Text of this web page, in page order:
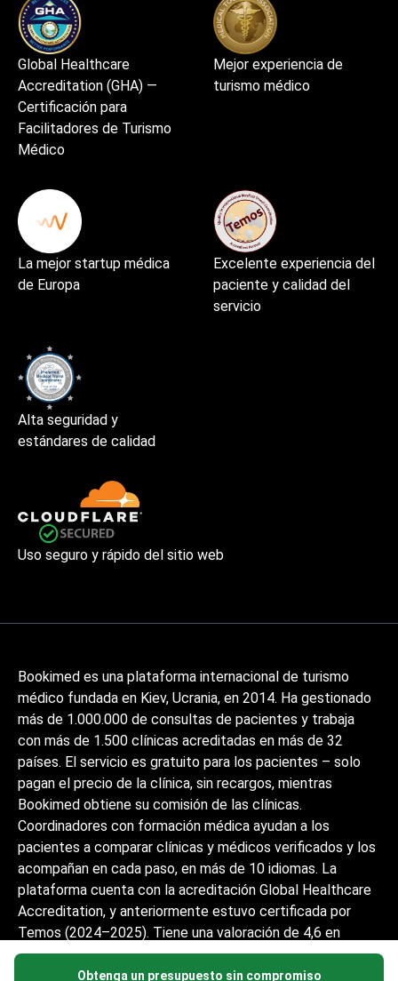
Obtenga un presupuesto sin compromiso
Global Healthcare
Accreditation (GHA) —
Certificación para
Facilitadores de Turismo
Médico
Mejor experiencia de
turismo médico
La mejor startup médica
de Europa
Excelente experiencia del
paciente y calidad del
servicio
Alta seguridad y
estándares de calidad
Uso seguro y rápido del sitio web
Bookimed es una plataforma internacional de turismo
médico fundada en Kiev, Ucrania, en 2014. Ha gestionado
más de 1.000.000 de consultas de pacientes y trabaja
con más de 1.500 clínicas acreditadas en más de 32
países. El servicio es gratuito para los pacientes – solo
pagan el precio de la clínica, sin recargos, mientras
Bookimed obtiene su comisión de las clínicas.
Coordinadores con formación médica ayudan a los
pacientes a comparar clínicas y médicos verificados y los
acompañan en cada paso, en más de 10 idiomas. La
plataforma cuenta con la acreditación Global Healthcare
Accreditation, y anteriormente estuvo certificada por
Temos (2024–2025). Tiene una valoración de 4,6 en
Trustpilot y 4,4 en Google Reviews.